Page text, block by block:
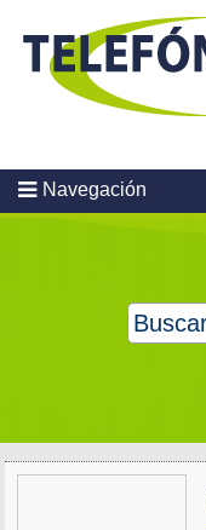
content
Navegación
Buscar: